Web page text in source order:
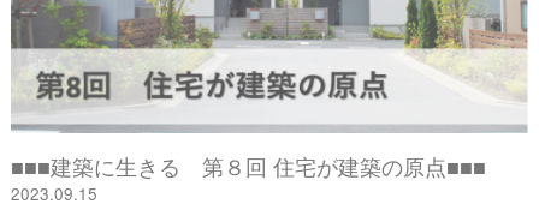
■■■建築に生きる 第８回 住宅が建築の原点■■■
2023.09.15